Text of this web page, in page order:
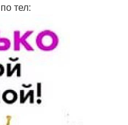
тел: